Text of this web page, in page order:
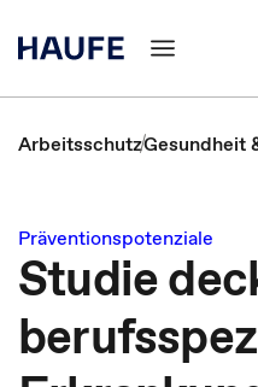
ArbeitsschutzGesundheit
Präventionspotenziale
Studie